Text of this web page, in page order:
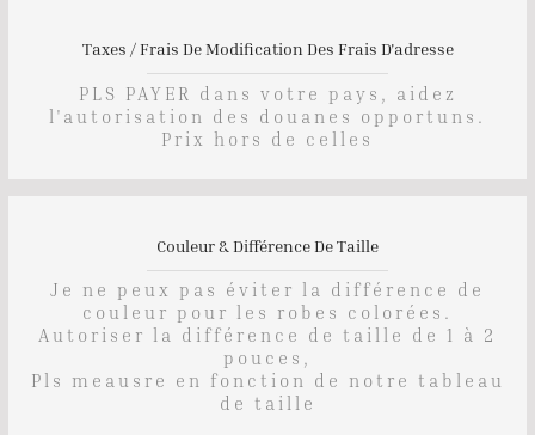
Taxes / Frais De Modification Des Frais D'adresse
PLS PAYER dans votre pays, aidez
l'autorisation des douanes opportuns.
Prix ​​hors de celles
Couleur & Différence De Taille
Je ne peux pas éviter la différence de
couleur pour les robes colorées.
Autoriser la différence de taille de 1 à 2
pouces,
Pls meausre en fonction de notre tableau
de taille